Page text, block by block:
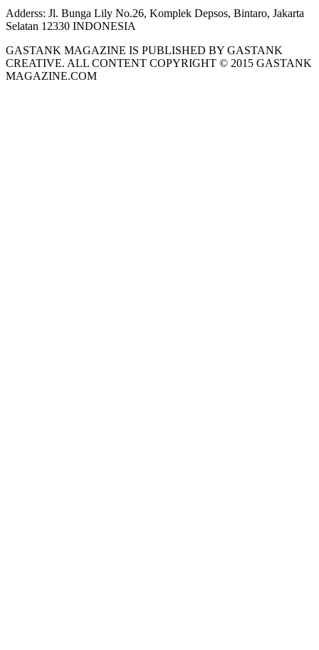
Adderss: Jl. Bunga Lily No.26, Komplek Depsos, Bintaro, Jakarta
Selatan 12330 INDONESIA
GASTANK MAGAZINE IS PUBLISHED BY GASTANK
CREATIVE. ALL CONTENT COPYRIGHT © 2015 GASTANK
MAGAZINE.COM